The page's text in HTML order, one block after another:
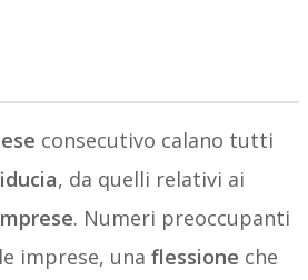
consecutivo calano tutti
, da quelli relativi ai
. Numeri preoccupanti
imprese, una flessione che